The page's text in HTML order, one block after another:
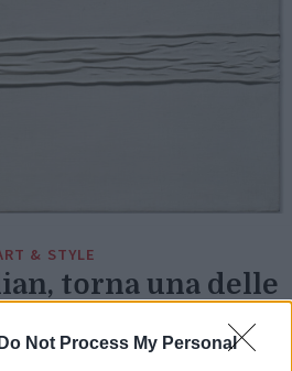
Do Not Process My Personal
& STYLE
torna una delle